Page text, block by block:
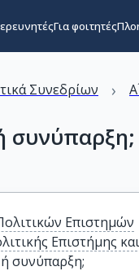
Για φοιτητές
Συνεδρίων ›
συνύπαρξη;
Επιστημών
Επιστήμης
συνύπαρξη;